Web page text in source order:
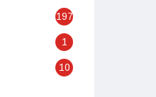
197
1
10